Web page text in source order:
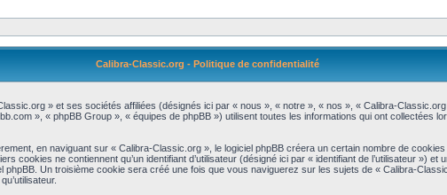
Calibra-Classic.org - Politique de confidentialité
» et ses sociétés affiliées (désignés ici par « nous », « notre », « nos », « Calibra-
», « phpBB Group », « équipes de phpBB ») utilisent toutes les informations qui ont collectées
en naviguant sur « Calibra-Classic.org », le logiciel phpBB créera un certain nombre de
cookies ne contiennent qu’un identifiant d’utilisateur (désigné ici par « identifiant de l’utilisateur »)
Un troisième cookie sera créé une fois que vous naviguerez sur les sujets de « Calibra-